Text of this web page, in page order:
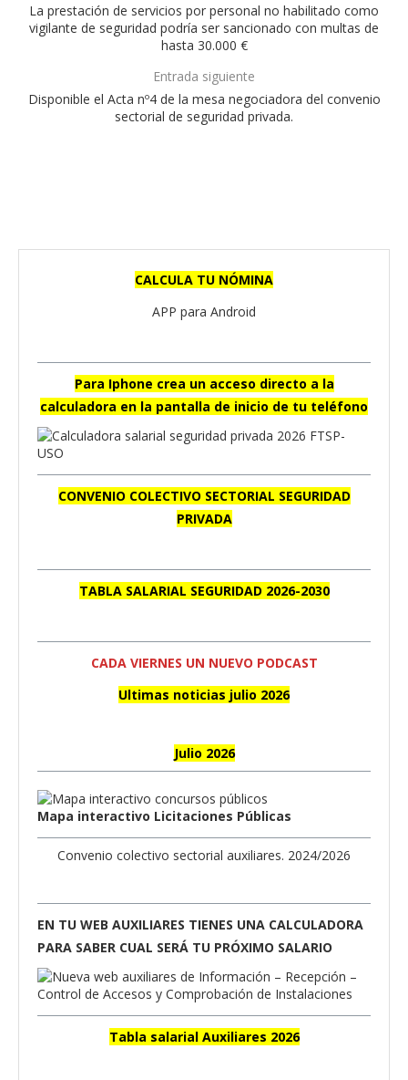
La prestación de servicios por personal no habilitado como
vigilante de seguridad podría ser sancionado con multas de
hasta 30.000 €
Entrada siguiente
Disponible el Acta nº4 de la mesa negociadora del convenio
sectorial de seguridad privada.
CALCULA TU NÓMINA
APP para Android
Para Iphone crea un acceso directo a la
calculadora en la pantalla de inicio de tu teléfono
CONVENIO COLECTIVO SECTORIAL SEGURIDAD
PRIVADA
TABLA SALARIAL SEGURIDAD 2026-2030
CADA VIERNES UN NUEVO PODCAST
Ultimas noticias julio 2026
Julio 2026
Mapa interactivo Licitaciones Públicas
Convenio colectivo sectorial auxiliares. 2024/2026
EN TU WEB AUXILIARES TIENES UNA CALCULADORA
PARA SABER CUAL SERÁ TU PRÓXIMO SALARIO
Tabla salarial Auxiliares 2026